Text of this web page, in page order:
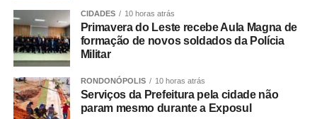
Poética do Ritmo”, de Isabella Nalon, concebido para
receber visitantes por meio de elevador; e a Casa da
Marcenaria Brasileira, de João Panaggio, equipada com
plataforma elevatória para percursos completos. Outros
ambientes, como o banheiro Galeria (Carlos Navarro) e o
Spa Raízes (Marcos Serrano Miralles), também contam
com adaptações específicas.
CIDADES 10 horas atrás
Primavera do Leste recebe Aula Magna de
formação de novos soldados da Polícia
Militar
RONDONÓPOLIS 10 horas atrás
Serviços da Prefeitura pela cidade não
param mesmo durante a Exposul